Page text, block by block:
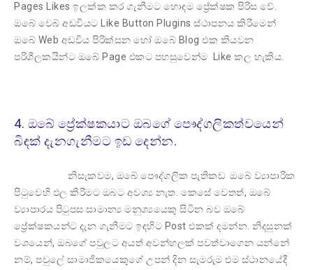
Pages Likes ඉලක්ක කර ගැනීමට හොඳම ප්‍රේක්ෂක පිරිස වේ.
ඔබේ වෙබ් අඩවියට Like Button Plugins ස්ථාපනය කිරීමෙන්
ඔබේ Web අඩවිය පිරික්සන හෝ ඔබේ Blog එක කියවන
පරිශීලකයින්ට ඔබේ Page එකට පහසුවෙන්ම Like කල හැකිය.
4. ඔබේ ප්‍රේක්ෂකයාට ඔබගේ පෞද්ගලිකත්වයෙන්
බිඳක් දැනගැනීමට ඉඩ දෙන්න.
නිසැකවම, ඔබේ පෞද්ගලික පැතිකඩ ඔබේ ව්‍යාපාරික
පිටුවෙහි ඵල කිරීමට ඔබට අවශ්‍ය නැත. කෙසේ වෙතත්, ඔබේ
ව්‍යාපාරය පිටුපස සාමාන්‍ය මනුශ්‍යයෙකු සිටින බව ඔබේ
ප්‍රේක්ෂකයන්ට දැන ගැනීමට ඉඳහිට Post එකක් දමන්න. නිදසුනක්
වශයෙන්, ඔබගේ පවුලට අයත් අවන්හලක් පවත්වාගෙන යන්නේ
නම්, පවුලේ සාමාජිකයෙකුගේ උපන් දින සැමරුම එම ස්ථානයේදී